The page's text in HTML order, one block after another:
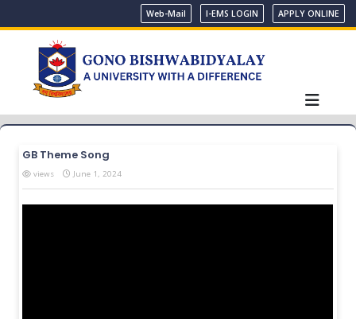
Web-Mail I-EMS LOGIN APPLY ONLINE
GB Theme Song
views June 1, 2024